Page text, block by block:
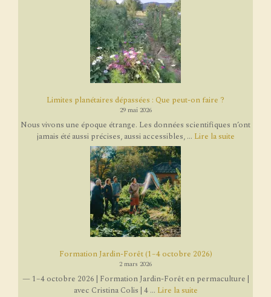
Limites planétaires dépassées : Que peut-on faire ?
29 mai 2026
Nous vivons une époque étrange. Les données scientifiques n’ont
jamais été aussi précises, aussi accessibles, ... Lire la suite
Formation Jardin-Forêt (1–4 octobre 2026)
2 mars 2026
— 1–4 octobre 2026 | Formation Jardin-Forêt en permaculture |
avec Cristina Colis | 4 ... Lire la suite